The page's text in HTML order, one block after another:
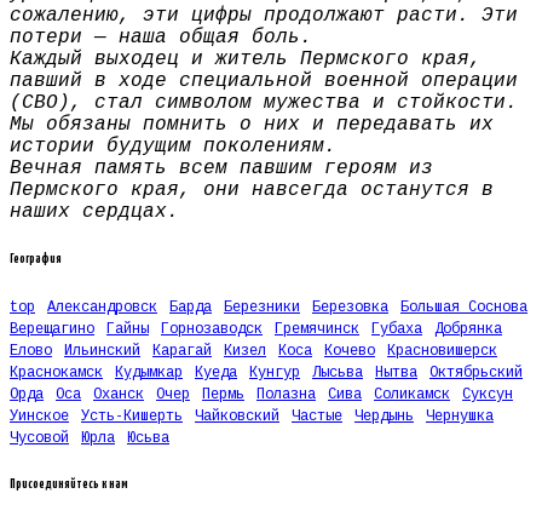
сожалению, эти цифры продолжают расти. Эти
потери — наша общая боль.
Каждый выходец и житель Пермского края,
павший в ходе специальной военной операции
(СВО), стал символом мужества и стойкости.
Мы обязаны помнить о них и передавать их
истории будущим поколениям.
Вечная память всем павшим героям из
Пермского края, они навсегда останутся в
наших сердцах.
География
top Александровск Барда Березники Березовка
Большая Соснова
Верещагино
Гайны Горнозаводск Гремячинск Губаха
Добрянка
Елово
Ильинский Карагай Кизел Коса Кочево
Красновишерск
Краснокамск
Кудымкар Куеда Кунгур Лысьва Нытва
Октябрьский
Орда
Оса Оханск Очер Пермь Полазна Сива Соликамск
Суксун
Уинское
Усть-Кишерть Чайковский Частые Чердынь
Чернушка
Чусовой
Юрла Юсьва
Присоединяйтесь к нам